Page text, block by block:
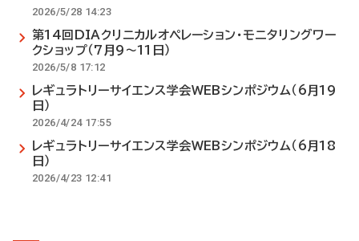
2026/5/28 14:23
第14回DIAクリニカルオペレーション・モニタリングワー
クショップ（7月9～11日）
2026/5/8 17:12
レギュラトリーサイエンス学会WEBシンポジウム（6月19
日）
2026/4/24 17:55
レギュラトリーサイエンス学会WEBシンポジウム（6月18
日）
2026/4/23 12:41